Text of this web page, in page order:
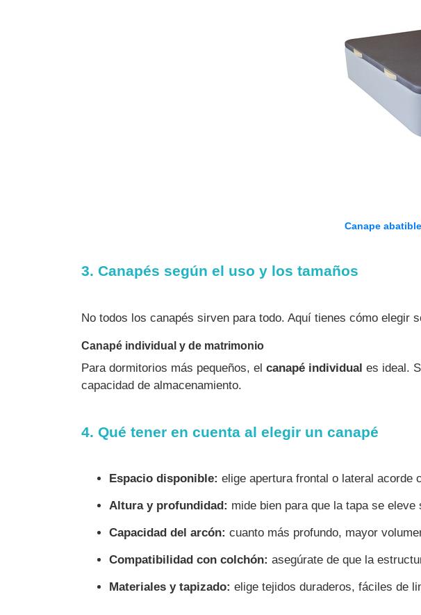
Canape
3. Canapés según el uso y los tamaños
No todos los canapés sirven para todo. Aquí tienes cómo elegir
Canapé individual y de matrimonio
Para dormitorios más pequeños, el canapé individual es ideal.
capacidad de almacenamiento.
4. Qué tener en cuenta al elegir un canapé
Espacio disponible: elige apertura frontal o lateral acorde
Altura y profundidad: mide bien para que la tapa se eleve
Capacidad del arcón: cuanto más profundo, mayor
Compatibilidad con colchón: asegúrate de que la
Materiales y tapizado: elige tejidos duraderos, fáciles de